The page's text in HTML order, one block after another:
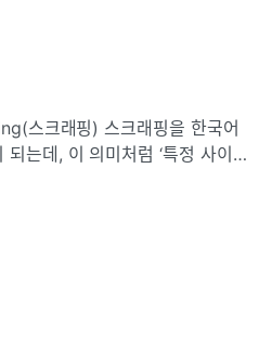
되는데, 이 의미처럼 ‘특정 사이트